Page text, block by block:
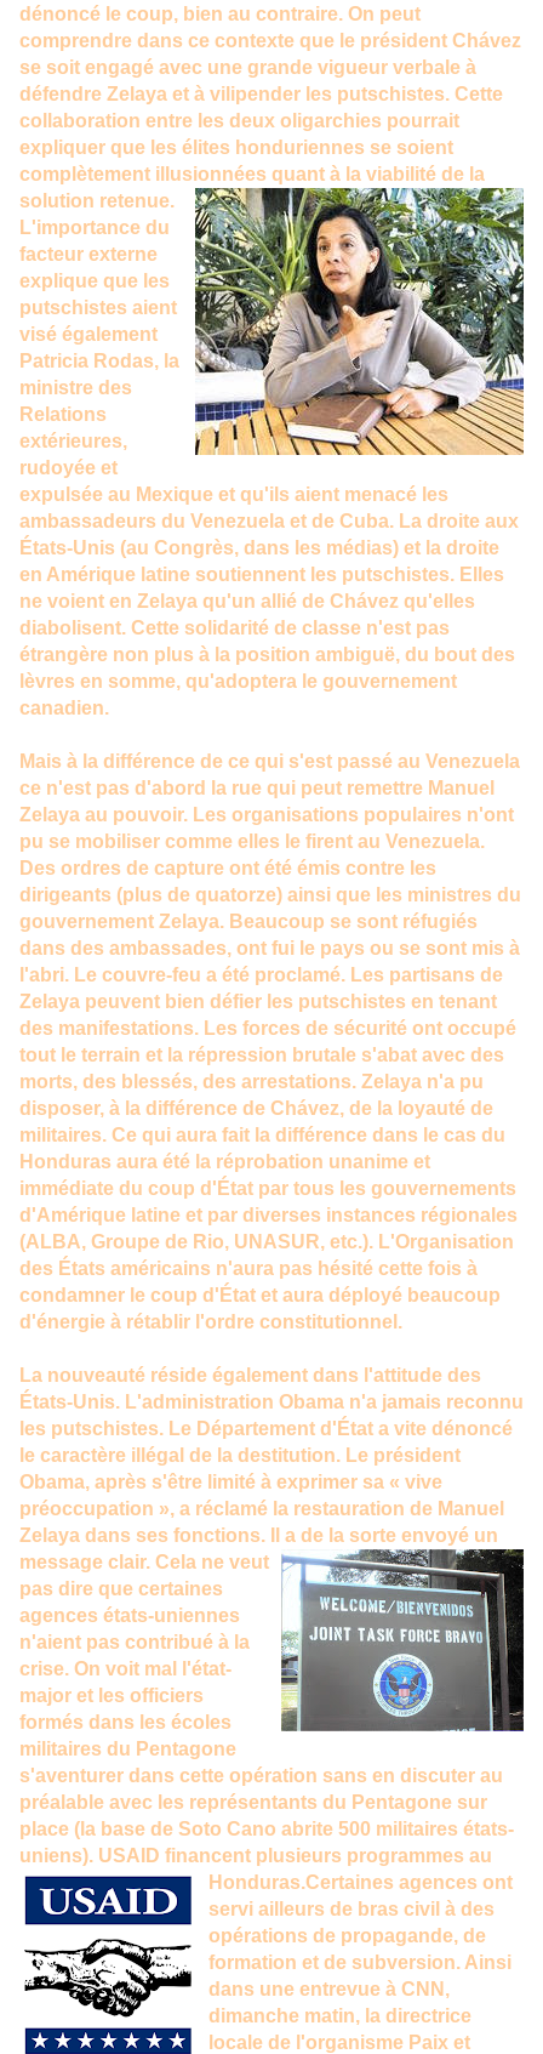
dénoncé le coup, bien au contraire. On peut
comprendre dans ce contexte que le président Chávez
se soit engagé avec une grande vigueur verbale à
défendre Zelaya et à vilipender les putschistes. Cette
collaboration entre les deux oligarchies pourrait
expliquer que les élites honduriennes se soient
complètement illusionnées quant à la viabilité de la
solution retenue.
L'importance du
facteur externe
explique que les
putschistes aient
visé également
Patricia Rodas, la
ministre des
Relations
extérieures,
rudoyée et
expulsée au Mexique et qu'ils aient menacé les
ambassadeurs du Venezuela et de Cuba. La droite aux
États-Unis (au Congrès, dans les médias) et la droite
en Amérique latine soutiennent les putschistes. Elles
ne voient en Zelaya qu'un allié de Chávez qu'elles
diabolisent. Cette solidarité de classe n'est pas
étrangère non plus à la position ambiguë, du bout des
lèvres en somme, qu'adoptera le gouvernement
canadien.
Mais à la différence de ce qui s'est passé au Venezuela
ce n'est pas d'abord la rue qui peut remettre Manuel
Zelaya au pouvoir. Les organisations populaires n'ont
pu se mobiliser comme elles le firent au Venezuela.
Des ordres de capture ont été émis contre les
dirigeants (plus de quatorze) ainsi que les ministres du
gouvernement Zelaya. Beaucoup se sont réfugiés
dans des ambassades, ont fui le pays ou se sont mis à
l'abri. Le couvre-feu a été proclamé. Les partisans de
Zelaya peuvent bien défier les putschistes en tenant
des manifestations. Les forces de sécurité ont occupé
tout le terrain et la répression brutale s'abat avec des
morts, des blessés, des arrestations. Zelaya n'a pu
disposer, à la différence de Chávez, de la loyauté de
militaires. Ce qui aura fait la différence dans le cas du
Honduras aura été la réprobation unanime et
immédiate du coup d'État par tous les gouvernements
d'Amérique latine et par diverses instances régionales
(ALBA, Groupe de Rio, UNASUR, etc.). L'Organisation
des États américains n'aura pas hésité cette fois à
condamner le coup d'État et aura déployé beaucoup
d'énergie à rétablir l'ordre constitutionnel.
La nouveauté réside également dans l'attitude des
États-Unis. L'administration Obama n'a jamais reconnu
les putschistes. Le Département d'État a vite dénoncé
le caractère illégal de la destitution. Le président
Obama, après s'être limité à exprimer sa « vive
préoccupation », a réclamé la restauration de Manuel
Zelaya dans ses fonctions. Il a de la sorte envoyé un
message clair. Cela ne veut
pas dire que certaines
agences états-uniennes
n'aient pas contribué à la
crise. On voit mal l'état-
major et les officiers
formés dans les écoles
militaires du Pentagone
s'aventurer dans cette opération sans en discuter au
préalable avec les représentants du Pentagone sur
place (la base de Soto Cano abrite 500 militaires états-
uniens). USAID financent plusieurs programmes au
Honduras.Certaines agences ont
servi ailleurs de bras civil à des
opérations de propagande, de
formation et de subversion. Ainsi
dans une entrevue à CNN,
dimanche matin, la directrice
locale de l'organisme Paix et